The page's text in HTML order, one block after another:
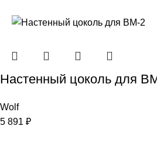
Настенный цоколь для
Wolf
5 891 ₽